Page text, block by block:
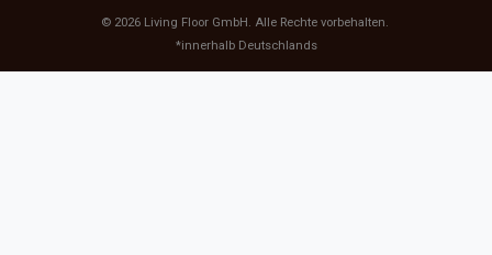
© 2026 Living Floor GmbH . Alle Rechte vorbehalten.
*innerhalb Deutschlands